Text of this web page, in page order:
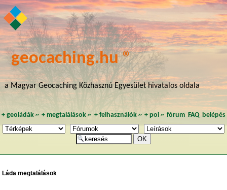
geocaching.hu ®
a Magyar Geocaching Közhasznú Egyesület hivatalos oldala
+ geoládák~ +megtalálások ~ + felhasználók~ + poi~ fórum FAQ belépés
Láda megtalálások